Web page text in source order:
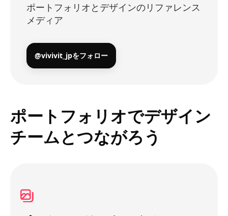
ポートフォリオとデザインのリファレンス
メディア
@vivivit_jpをフォロー
ポートフォリオでデザイン
チームとつながろう